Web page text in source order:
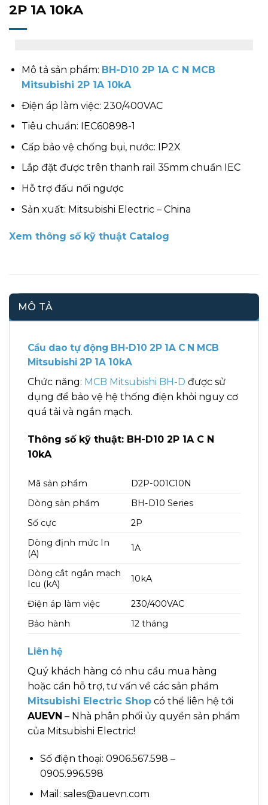
2P 1A 10kA
Mô tả sản phẩm: BH-D10 2P 1A C N MCB
Mitsubishi 2P 1A 10kA
Điện áp làm việc: 230/400VAC
Tiêu chuẩn: IEC60898-1
Cấp bảo vệ chống bụi, nước: IP2X
Lắp đặt được trên thanh rail 35mm chuẩn IEC
Hỗ trợ đấu nối ngược
Sản xuất: Mitsubishi Electric – China
Xem thông số kỹ thuật Catalog
MÔ TẢ
Cầu dao tự động BH-D10 2P 1A C N MCB
Mitsubishi 2P 1A 10kA
Chức năng: MCB Mitsubishi BH-D được sử
dụng để bảo vệ hệ thống điện khỏi nguy cơ
quá tải và ngắn mạch.
Thông số kỹ thuật: BH-D10 2P 1A C N
10kA
Mã sản phẩm
D2P-001C10N
Dòng sản phẩm
BH-D10 Series
Số cực
2P
Dòng định mức In
(A)
1A
Dòng cắt ngắn mạch
Icu (kA)
10kA
Điện áp làm việc
230/400VAC
Bảo hành
12 tháng
Liên hệ
Quý khách hàng có nhu cầu mua hàng
hoặc cần hỗ trợ, tư vấn về các sản phẩm
Mitsubishi Electric Shop có thể liên hệ tới
AUEVN – Nhà phân phối ủy quyền sản phẩm
của Mitsubishi Electric!
Số điện thoại: 0906.567.598 –
0905.996.598
Mail: sales@auevn.com